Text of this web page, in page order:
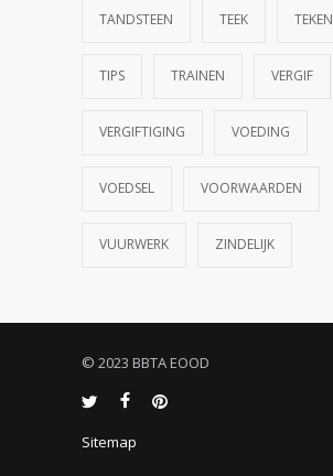
TANDSTEEN TEEK TEKEN
TIPS TRAINEN VERGIF
VERGIFTIGING VOEDING
VOEDSEL VOORWAARDEN
VUURWERK ZINDELIJK
© 2023 BBTA EOOD
Sitemap